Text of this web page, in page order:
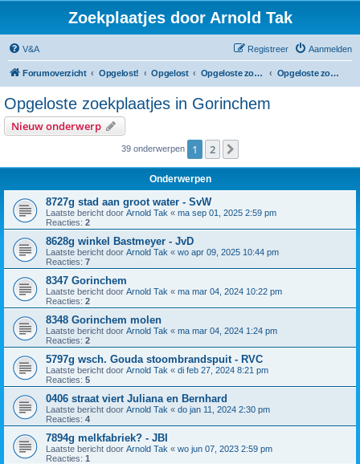
Zoekplaatjes door Arnold Tak
V&A Aanmelden
Registreer
Forumoverzicht Opgelost! Opgelost Opgeloste zoekplaatjes in Zuid-Holland Opgeloste zoekplaatjes in Gorinchem
Opgeloste zoekplaatjes in Gorinchem
Nieuw onderwerp
39 onderwerpen 1 2
Onderwerpen
8727g stad aan groot water - SvW
Laatste bericht door Arnold Tak « ma sep 01, 2025 2:59 pm
Reacties: 2
8628g winkel Bastmeyer - JvD
Laatste bericht door Arnold Tak « wo apr 09, 2025 10:44 pm
Reacties: 7
8347 Gorinchem
Laatste bericht door Arnold Tak « ma mar 04, 2024 10:22 pm
Reacties: 2
8348 Gorinchem molen
Laatste bericht door Arnold Tak « ma mar 04, 2024 1:24 pm
Reacties: 2
5797g wsch. Gouda stoombrandspuit - RVC
Laatste bericht door Arnold Tak « di feb 27, 2024 8:21 pm
Reacties: 5
0406 straat viert Juliana en Bernhard
Laatste bericht door Arnold Tak « do jan 11, 2024 2:30 pm
Reacties: 4
7894g melkfabriek? - JBI
Laatste bericht door Arnold Tak « wo jun 07, 2023 2:59 pm
Reacties: 1